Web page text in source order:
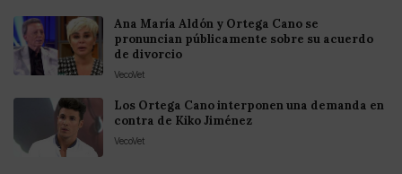
Ana María Aldón y Ortega Cano se
pronuncian públicamente sobre su acuerdo
de divorcio
VecoVet
Los Ortega Cano interponen una demanda en
contra de Kiko Jiménez
VecoVet